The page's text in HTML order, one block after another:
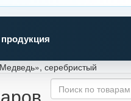
серебристый